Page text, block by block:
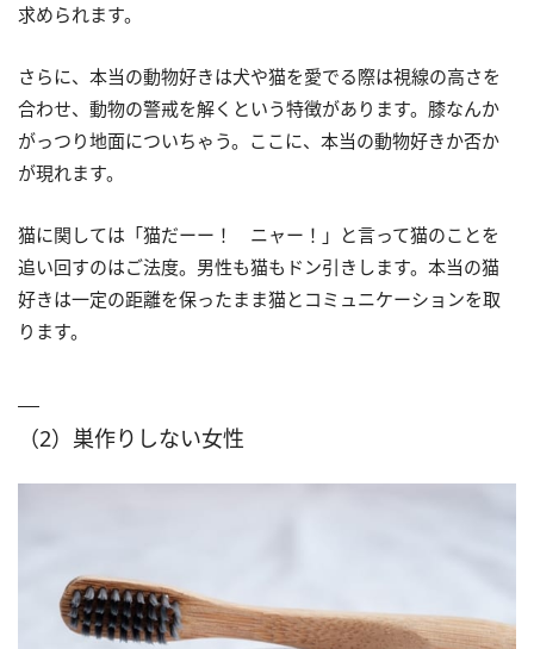
求められます。
さらに、本当の動物好きは犬や猫を愛でる際は視線の高さを
合わせ、動物の警戒を解くという特徴があります。膝なんか
がっつり地面についちゃう。ここに、本当の動物好きか否か
が現れます。
猫に関しては「猫だーー！ ニャー！」と言って猫のことを
追い回すのはご法度。男性も猫もドン引きします。本当の猫
好きは一定の距離を保ったまま猫とコミュニケーションを取
ります。
（2）巣作りしない女性